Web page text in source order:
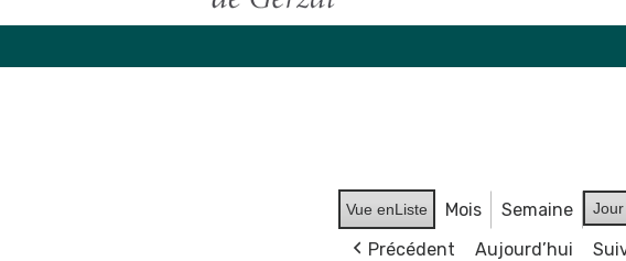
Vue enListe Mois Semaine Jour
Précédent
Aujourd’hui